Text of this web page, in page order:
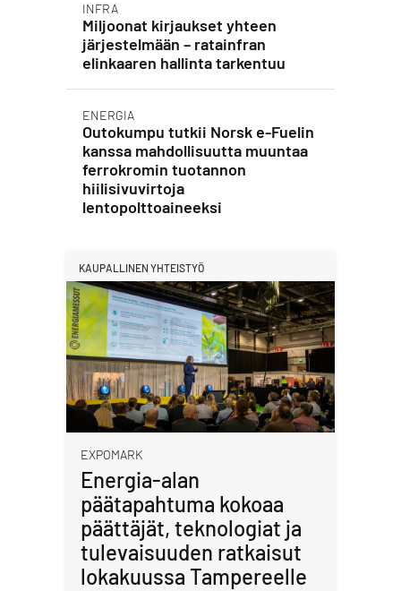
INFRA
Miljoonat kirjaukset yhteen
järjestelmään – ratainfran
elinkaaren hallinta tarkentuu
ENERGIA
Outokumpu tutkii Norsk e-Fuelin
kanssa mahdollisuutta muuntaa
ferrokromin tuotannon
hiilisivuvirtoja
lentopolttoaineeksi
KAUPALLINEN YHTEISTYÖ
EXPOMARK
Energia-alan
päätapahtuma kokoaa
päättäjät, teknologiat ja
tulevaisuuden ratkaisut
lokakuussa Tampereelle